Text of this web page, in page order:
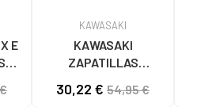
E
KAWASAKI
KAWASAKI
ZAPATILLAS
CANVAS K192495
30,22 € 54,95 €